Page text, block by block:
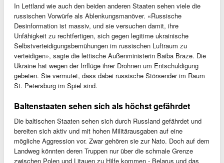
In Lettland wie auch den beiden anderen Staaten sehen viele die
russischen Vorwürfe als Ablenkungsmanöver. «Russische
Desinformation ist massiv, und sie versuchen damit, ihre
Unfähigkeit zu rechtfertigen, sich gegen legitime ukrainische
Selbstverteidigungsbemühungen im russischen Luftraum zu
verteidigen», sagte die lettische Außenministerin Baiba Braze. Die
Ukraine hat wegen der Irrflüge ihrer Drohnen um Entschuldigung
gebeten. Sie vermutet, dass dabei russische Störsender im Raum
St. Petersburg im Spiel sind.
Baltenstaaten sehen sich als höchst gefährdet
Die baltischen Staaten sehen sich durch Russland gefährdet und
bereiten sich aktiv und mit hohen Militärausgaben auf eine
mögliche Aggression vor. Zwar gehören sie zur Nato. Doch auf dem
Landweg könnten deren Truppen nur über die schmale Grenze
zwischen Polen und Litauen zu Hilfe kommen - Belarus und das